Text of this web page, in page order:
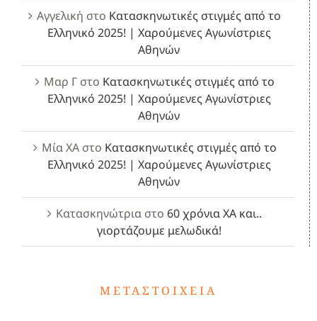
Αγγελική στο Κατασκηνωτικές στιγμές από το
Ελληνικό 2025! | Χαρούμενες Αγωνίστριες
Αθηνών
Μαρ Γστο Κατασκηνωτικές στιγμές από το
Ελληνικό 2025! | Χαρούμενες Αγωνίστριες
Αθηνών
Μία ΧΑστο Κατασκηνωτικές στιγμές από το
Ελληνικό 2025! | Χαρούμενες Αγωνίστριες
Αθηνών
Κατασκηνώτρια στο 60 χρόνια ΧΑ και..
γιορτάζουμε μελωδικά!
ΜΕΤΑΣΤΟΙΧΕΊΑ